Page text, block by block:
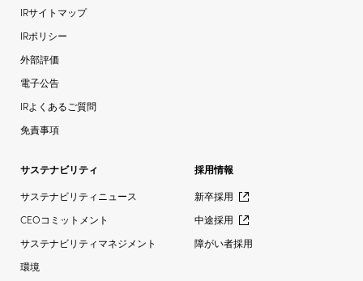
IRサイトマップ
IRポリシー
外部評価
電子公告
IRよくあるご質問
免責事項
サステナビリティ
サステナビリティニュース
CEOコミットメント
サステナビリティマネジメント
環境
採用情報
新卒採用
中途採用
障がい者採用